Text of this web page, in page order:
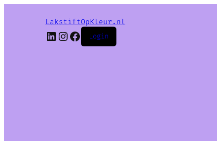
LakstiftOpKleur.nl
LinkedIn
Instagram
Facebook
Login